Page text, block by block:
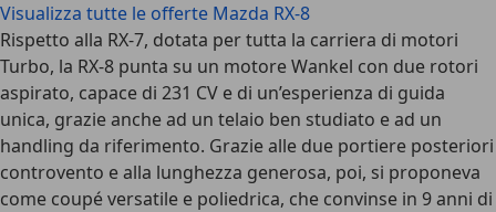
Visualizza tutte le offerte Mazda RX-8
Rispetto alla RX-7, dotata per tutta la carriera di motori
Turbo, la RX-8 punta su un motore Wankel con due rotori
aspirato, capace di 231 CV e di un’esperienza di guida
unica, grazie anche ad un telaio ben studiato e ad un
handling da riferimento. Grazie alle due portiere posteriori
controvento e alla lunghezza generosa, poi, si proponeva
come coupé versatile e poliedrica, che convinse in 9 anni di